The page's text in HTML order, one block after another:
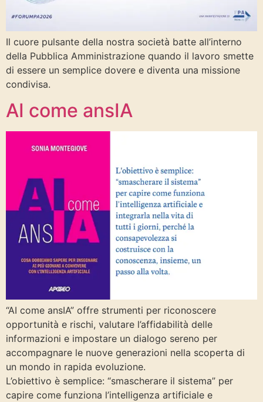
Il cuore pulsante della nostra società batte all’interno
della Pubblica Amministrazione quando il lavoro smette
di essere un semplice dovere e diventa una missione
condivisa.
AI come ansIA
“AI come ansIA” offre strumenti per riconoscere
opportunità e rischi, valutare l’affidabilità delle
informazioni e impostare un dialogo sereno per
accompagnare le nuove generazioni nella scoperta di
un mondo in rapida evoluzione.
L’obiettivo è semplice: “smascherare il sistema” per
capire come funziona l’intelligenza artificiale e